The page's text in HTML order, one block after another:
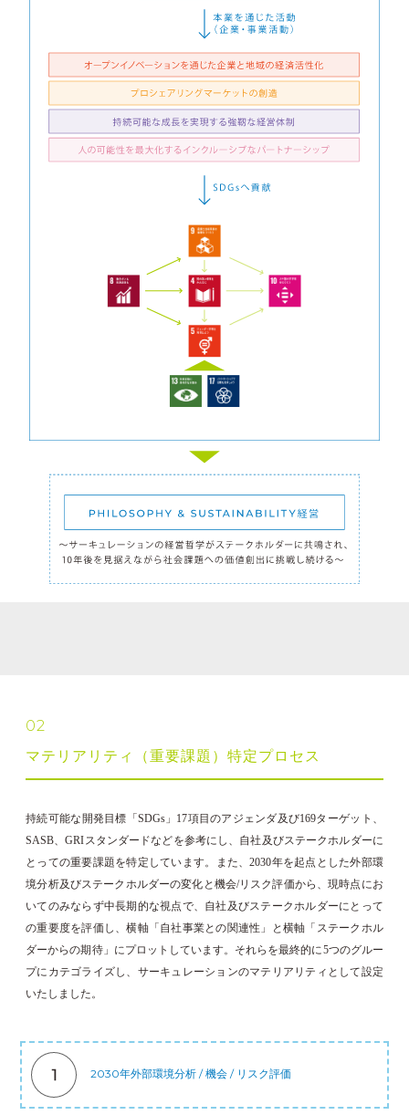
02
マテリアリティ（重要課題）特定プロセス
持続可能な開発目標「SDGs」17項目のアジェンダ及び169ターゲット、
SASB、GRIスタンダードなどを参考にし、自社及びステークホルダーに
とっての重要課題を特定しています。また、2030年を起点とした外部環
境分析及びステークホルダーの変化と機会/リスク評価から、現時点にお
いてのみならず中長期的な視点で、自社及びステークホルダーにとって
の重要度を評価し、横軸「自社事業との関連性」と横軸「ステークホル
ダーからの期待」にプロットしています。それらを最終的に5つのグルー
プにカテゴライズし、サーキュレーションのマテリアリティとして設定
いたしました。
2030年外部環境分析 / 機会 / リスク評価